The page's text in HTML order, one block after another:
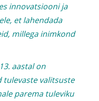
innovatsiooni ja
et lahendada
millega inimkond
aastal on
valitsuste
parema tuleviku